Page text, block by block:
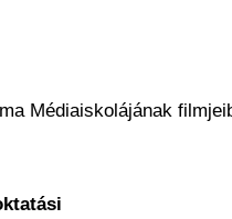
Médiaiskolájának